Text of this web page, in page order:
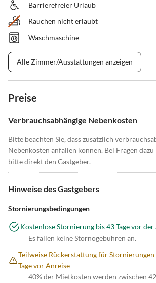
Barrierefreier Urlaub
Rauchen nicht erlaubt
Waschmaschine
Alle Zimmer/Ausstattungen anzeigen
Preise
Verbrauchsabhängige Nebenkosten
Bitte beachten Sie, dass zusätzlich
Nebenkosten anfallen können. Bei Fragen
bitte direkt den Gastgeber.
Hinweise des Gastgebers
Stornierungsbedingungen
Kostenlose Stornierung bis 43 Tage vor
Es fallen keine Stornogebühren an.
Teilweise Rückerstattung für Stornierungen
Tage vor Anreise
40% der Mietkosten werden zwischen